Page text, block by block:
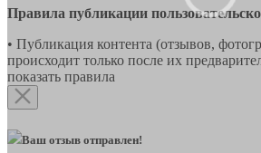
Правила публикации
• Публикация контента (отзывов,
происходит только после их
показать правила
Ваш отзыв отправлен!